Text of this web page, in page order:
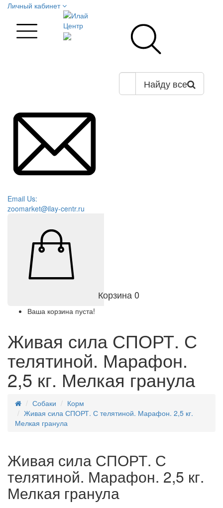
Личный кабинет
Найду все
Email Us:
zoomarket@ilay-centr.ru
Корзина0
Ваша корзина пуста!
Живая сила СПОРТ. С
телятиной. Марафон.
2,5 кг. Мелкая гранула
Собаки
Корм
Живая сила СПОРТ. С телятиной. Марафон. 2,5 кг.
Мелкая гранула
Живая сила СПОРТ. С
телятиной. Марафон. 2,5 кг.
Мелкая гранула